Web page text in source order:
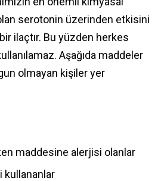
serotonin üzerinden etkisini
ilaçtır. Bu yüzden herkes
Aşağıda maddeler
olmayan kişiler yer
maddesine alerjisi olanlar
kullananlar